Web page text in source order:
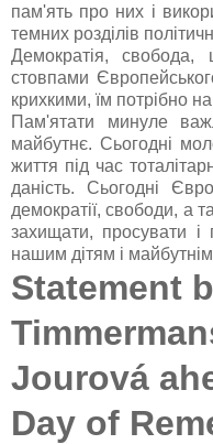
пам'ять про них і
темних розділів
Демократія,
стовпами
крихкими, їм потрібно
Пам'ятати минуле
майбутнє. Сьогодні
життя під час
даність. Сьогодні
демократії, свободи, а
захищати, просувати і
нашим дітям і
Statement
Jourová
Day of